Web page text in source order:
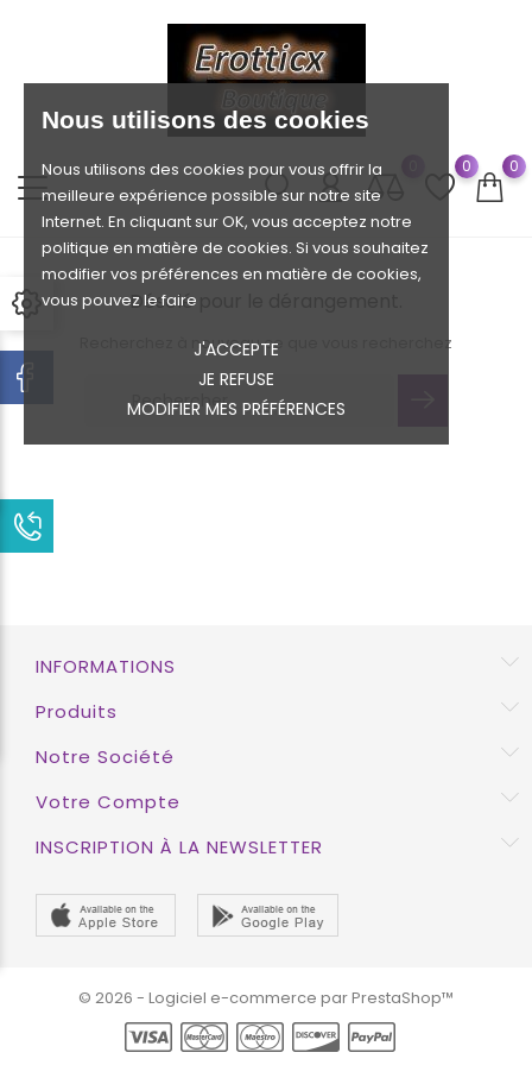
Nous utilisons des cookies
Nous utilisons des cookies pour vous offrir la
meilleure expérience possible sur notre site
Internet. En cliquant sur OK, vous acceptez notre
politique en matière de cookies. Si vous souhaitez
modifier vos préférences en matière de cookies,
vous pouvez le faire
J'ACCEPTE
JE REFUSE
MODIFIER MES PRÉFÉRENCES
0 0
Désolé pour le dérangement.
Recherchez à nouveau ce que vous recherchez
INFORMATIONS
Produits
Notre Société
Votre Compte
INSCRIPTION À LA NEWSLETTER
© 2026 - Logiciel e-commerce par PrestaShop™